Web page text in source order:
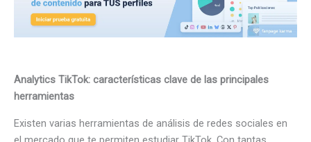
Analytics TikTok: características clave de las principales
herramientas
Existen varias herramientas de análisis de redes sociales en